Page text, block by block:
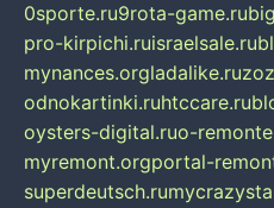
0sporte.ru9rota-game.ru
pro-kirpichi.ruisraelsale.ru
mynances.orgladalike.ru
odnokartinki.ruhtccare.ru
oysters-digital.ruo-
myremont.orgportal-
superdeutsch.ru